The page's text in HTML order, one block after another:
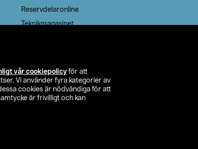
vår cookiepolicy för att
Vi använder fyra kategorier av
cookies är nödvändiga för att
är frivilligt och kan
Reservdelaronline
Teknikmagasinet